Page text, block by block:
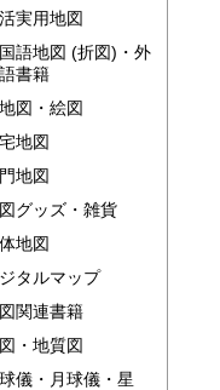
実用地図
語地図 (折図)・外
書籍
図・絵図
地図
地図
グッズ・雑貨
地図
タルマップ
関連書籍
・地質図
儀・月球儀・星